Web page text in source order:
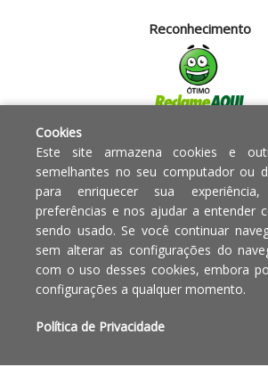
Reconhecimento
Powered by:
Copyright © 2010 - 2017 Razão
social Blumenau - RA OBJETOS PARA
O LAR EIRELI CNPJ -
E loja 33 Asa Sul - Brasília-DF - CEP:
Em
preços,
Cookies
Este site armazena cookies e
semelhantes no seu computador ou
para enriquecer sua
preferências e nos ajudar a entender
sendo usado. Se você continuar
sem alterar as configurações do
com o uso desses cookies, embora
configurações a qualquer momento.
Política de Privacidade